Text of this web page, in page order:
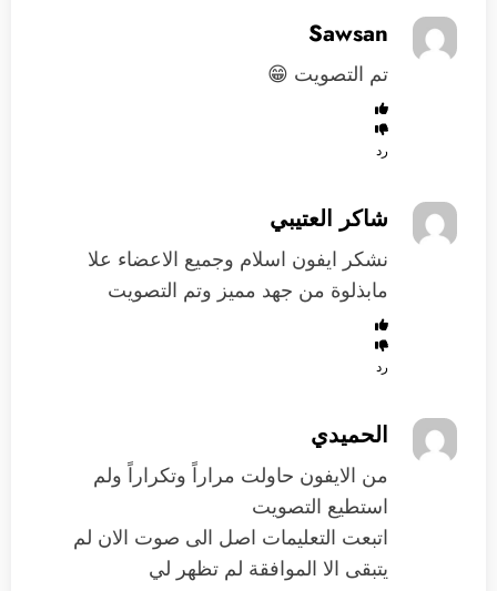
Sawsan
تم التصويت 😁
رد
شاكر العتيبي
نشكر ايفون اسلام وجميع الاعضاء علا
مابذلوة من جهد مميز وتم التصويت
رد
الحميدي
من الايفون حاولت مراراً وتكراراً ولم
استطيع التصويت
اتبعت التعليمات اصل الى صوت الان لم
يتبقى الا الموافقة لم تظهر لي